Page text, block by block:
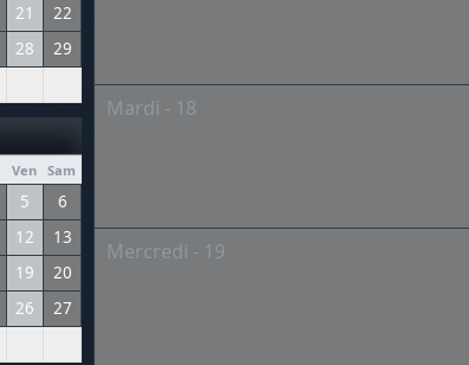
21
22
28
29
Ven Sam
5
6
12
13
19
20
26
27
Mardi - 18
Mercredi - 19